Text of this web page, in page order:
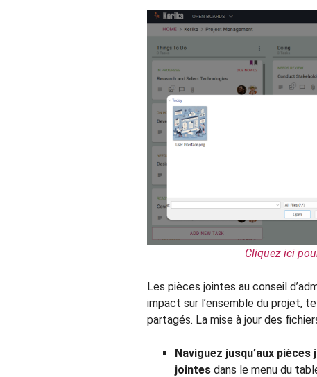
Cliquez ici
Les pièces jointes au conseil
impact sur l’ensemble du projet,
partagés. La mise à jour des
Naviguez jusqu’aux
jointes dans le menu du